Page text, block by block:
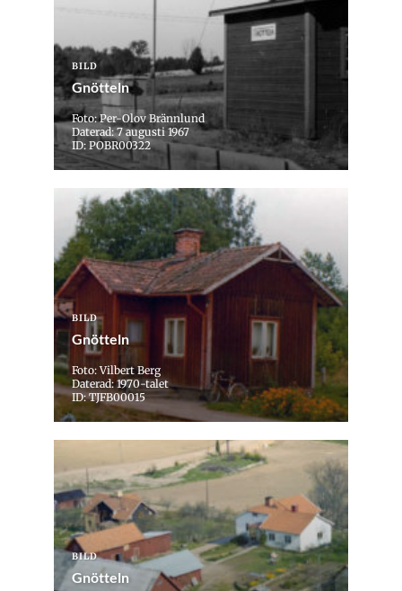
BILD
Gnötteln
Foto: Per-Olov Brännlund
Daterad: 7 augusti 1967
ID: POBR00322
BILD
Gnötteln
Foto: Vilbert Berg
Daterad: 1970-talet
ID: TJFB00015
BILD
Gnötteln